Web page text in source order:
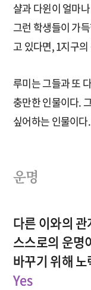
샬과 다윈이 얼마
그런 학생들이 가
고 있다면, 1지구
루미는 그들과 또
충만한 인물이다.
싶어하는 인물이다.
운명
다른 이와의
스스로의 운명
바꾸기 위해
Yes